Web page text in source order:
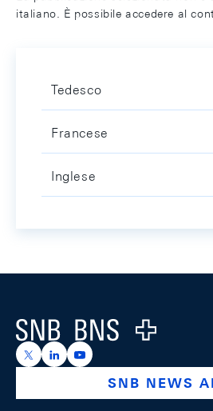
italiano. È possibile accedere al
Tedesco
Francese
Inglese
Logo
https://x.com/snb_bns
https://ch.linkedin.com/
https://
SNB NEWS